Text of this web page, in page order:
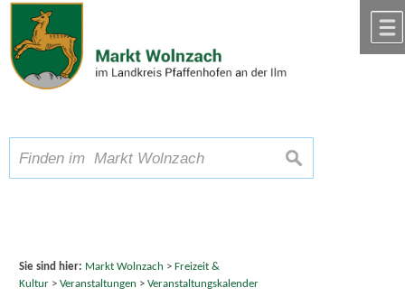
Zum Inhalt,zur Navigation
Schriftgröße A A A suchen
Sie sind hier: Markt Wolnzach > Freizeit &
Kultur> Veranstaltungen > Veranstaltungskalender